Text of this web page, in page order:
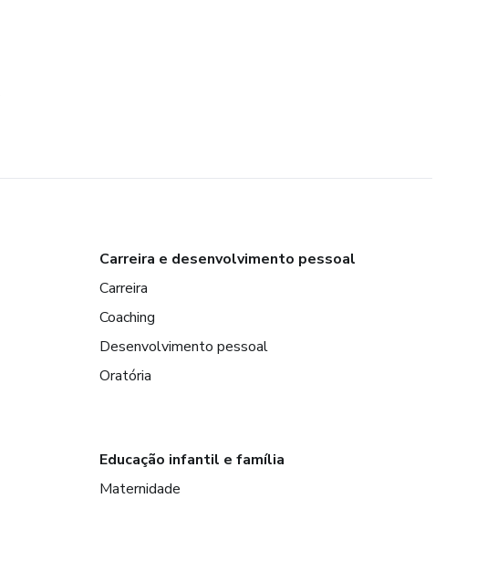
Carreira e desenvolvimento pessoal
Carreira
Coaching
Desenvolvimento pessoal
Oratória
Educação infantil e família
Maternidade